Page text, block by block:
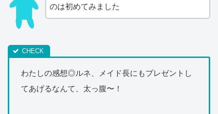
のは初めてみました
わたしの感想◎ルネ、メイド長にもプレゼントし
てあげるなんて、太っ腹〜！